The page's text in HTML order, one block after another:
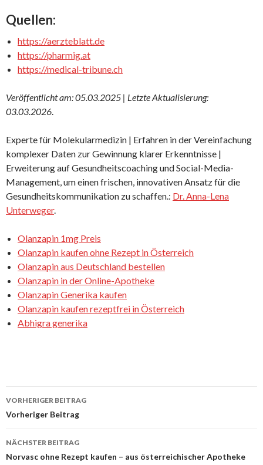
Quellen:
https://aerzteblatt.de
https://pharmig.at
https://medical-tribune.ch
Veröffentlicht am: 05.03.2025 | Letzte Aktualisierung:
03.03.2026.
Experte für Molekularmedizin | Erfahren in der Vereinfachung
komplexer Daten zur Gewinnung klarer Erkenntnisse |
Erweiterung auf Gesundheitscoaching und Social-Media-
Management, um einen frischen, innovativen Ansatz für die
Gesundheitskommunikation zu schaffen.: Dr. Anna-Lena
Unterweger.
Olanzapin 1mg Preis
Olanzapin kaufen ohne Rezept in Österreich
Olanzapin aus Deutschland bestellen
Olanzapin in der Online-Apotheke
Olanzapin Generika kaufen
Olanzapin kaufen rezeptfrei in Österreich
Abhigra generika
Beitrags-
Navigation
VORHERIGER BEITRAG
Vorheriger Beitrag
NÄCHSTER BEITRAG
Norvasc ohne Rezept kaufen – aus österreichischer Apotheke